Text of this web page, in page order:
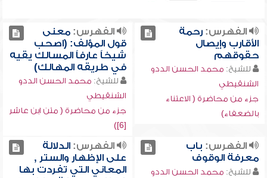
الفهرس:رحمة
الأقارب وإيصال
حقوقهم
للشيخ: محمد الحسن الددو
الشنقيطي
جزء من محاضرة ( الاعتناء
بالضعفاء)
الفهرس:معنى
قول المؤلف: (اصحب
شيخاً عارفاً المسالك يقيه
في طريقه المهالك)
للشيخ: محمد الحسن الددو
الشنقيطي
جزء من محاضرة ( متن ابن عاشر
[6])
الفهرس: باب
معرفة الوقوف
للشيخ: محمد الحسن الددو
الفهرس:الدلالة
على الإظهار والستر ,
المعاني التي تفردت بها